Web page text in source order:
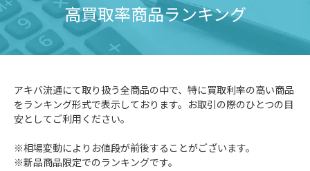
高買取率商品ランキング
アキバ流通にて取り扱う全商品の中で、特に買取利率の高い商品
をランキング形式で表示しております。お取引の際のひとつの目
安としてご利用ください。
※相場変動によりお値段が前後することがございます。
※新品商品限定でのランキングです。